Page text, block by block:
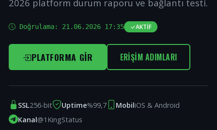
2026 platform durum raporu ve bağlantı testi.
Doğrulama: 21.06.2026 17:35 AKTIF
PLATFORMA GIR ERIŞIM ADIMLARI
SSL256-bit Uptime%99,7 MobiliOS & Android
Kanal@1KingStatus